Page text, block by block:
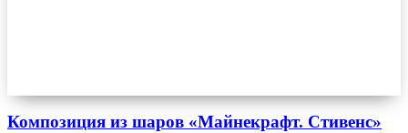
Композиция из шаров «Майнекрафт. Стивенс»